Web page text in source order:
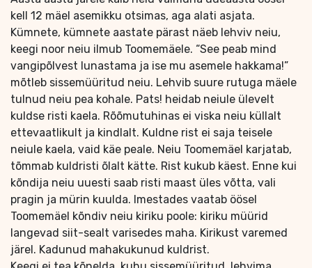
kell 12 mäel asemikku otsimas, aga alati asjata.
Kümnete, kümnete aastate pärast näeb lehviv neiu,
keegi noor neiu ilmub Toomemäele. “See peab mind
vangipõlvest lunastama ja ise mu asemele hakkama!”
mõtleb sissemüüritud neiu. Lehvib suure rutuga mäele
tulnud neiu pea kohale. Pats! heidab neiule ülevelt
kuldse risti kaela. Rõõmutuhinas ei viska neiu küllalt
ettevaatlikult ja kindlalt. Kuldne rist ei saja teisele
neiule kaela, vaid käe peale. Neiu Toomemäel karjatab,
tõmmab kuldristi õlalt kätte. Rist kukub käest. Enne kui
kõndija neiu uuesti saab risti maast üles võtta, vali
pragin ja mürin kuulda. Imestades vaatab öösel
Toomemäel kõndiv neiu kiriku poole: kiriku müürid
langevad siit-sealt varisedes maha. Kirikust varemed
järel. Kadunud mahakukunud kuldrist.